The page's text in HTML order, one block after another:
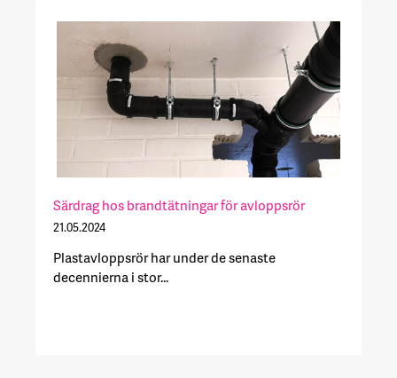
Särdrag hos brandtätningar för avloppsrör
21.05.2024
Plastavloppsrör har under de senaste
decennierna i stor...